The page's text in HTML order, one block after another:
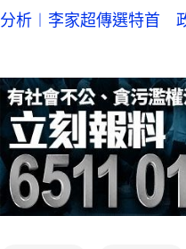
分析︱李家超傳選特首